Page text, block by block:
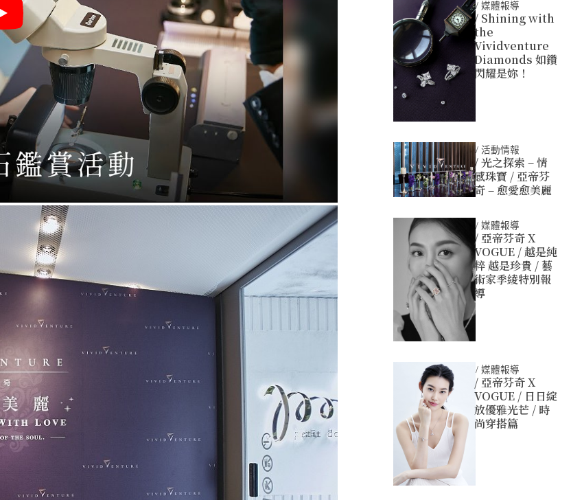
/ 媒體報導
/ Shining with
the
Vividventure
Diamonds 如鑽
閃耀是妳！
/ 活動情報
/ 光之探索 – 情
感珠寶 / 亞帝芬
奇 – 愈愛愈美麗
/ 媒體報導
/ 亞帝芬奇 X
VOGUE / 越是純
粹 越是珍貴 / 藝
術家季綾特別報
導
/ 媒體報導
/ 亞帝芬奇 X
VOGUE / 日日綻
放優雅光芒 / 時
尚穿搭篇